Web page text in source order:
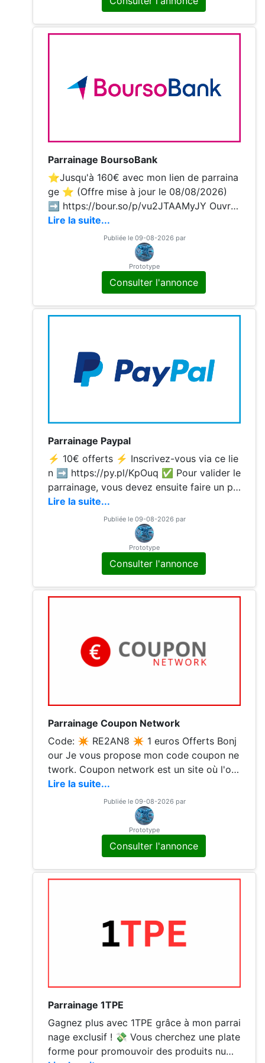
d’énergie via Hello Watt 2️⃣ Saisissez le co
de: HW-39-CIIM
Parrainage BoursoBank
⭐️Jusqu'à 160€ avec mon lien de parraina
ge ⭐️ (Offre mise à jour le 08/08/2026)
➡️ https://bour.so/p/vu2JTAAMyJY Ouvre
z votre compte avec un premier versemen
t minimum de 300€. En ce moment, l'offre
peut grimper jusqu'à 160€ de prime. ✅jus
qu'à 80€ pour un 1er compte avec un 1er v
ersement puis au moins 1 opération par ca
rte par mois pendant 3 mois ✅+80€ pour
toute 1ère souscription à la mobilité
Lire la suite...
Publiée le 09-08-2026 par
Prototype
Consulter l'annonce
Parrainage Paypal
⚡ 10€ offerts ⚡ Inscrivez-vous via ce lie
n ➡️ https://py.pl/KpOuq ✅ Pour valider le
parrainage, vous devez ensuite faire un pr
emier paiement d'au moins 5€ dans les 30
jours suivants l'ouverture de votre compte
Lire la suite...
Publiée le 09-08-2026 par
Prototype
Consulter l'annonce
Parrainage Coupon Network
Code: ✴️ RE2AN8 ✴️ 1 euros Offerts Bonj
our Je vous propose mon code coupon ne
twork. Coupon network est un site où l'on
peut se faire rembourser une partie de nos
dépenses sur des produits alimentaires ac
hetées en magasin ou en drive. Il suffit de
scanner son ticket de caisse sur coupon n
Lire la suite...
Publiée le 09-08-2026 par
Prototype
Consulter l'annonce
Parrainage 1TPE
Gagnez plus avec 1TPE grâce à mon parrai
nage exclusif ! 💸 Vous cherchez une plate
forme pour promouvoir des produits numé